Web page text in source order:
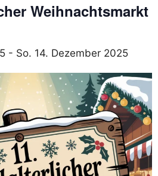
Weihnachtsmarkt
- So. 14. Dezember 2025